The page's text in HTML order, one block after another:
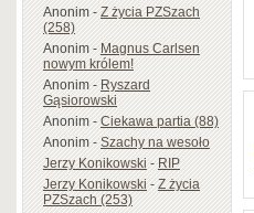
Anonim-Z życia PZSzach
(258)
Anonim-Magnus Carlsen
nowym królem!
Anonim-Ryszard
Gąsiorowski
Anonim-Ciekawa partia (88)
Anonim-Szachy na wesoło
Jerzy Konikowski-RIP
Jerzy Konikowski-Z życia
PZSzach (253)